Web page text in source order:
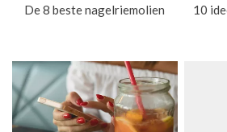
De 8 beste nagelriemolien 10